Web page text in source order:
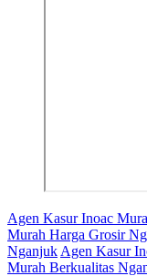
Agen Kasur Inoac
Murah Harga Grosir
Nganjuk Agen Kasur
Murah Berkualitas